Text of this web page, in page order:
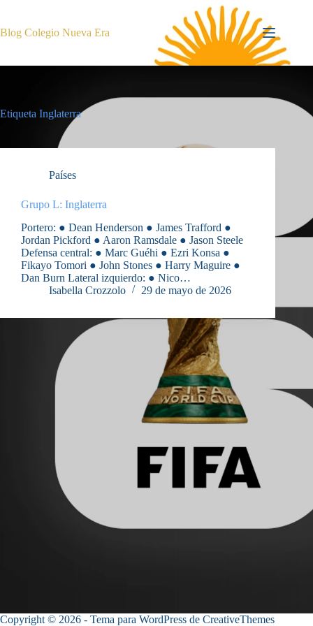
contenido
Blog Colegio Nueva Era
Etiqueta Inglaterra
Países
Grupo L: Inglaterra
Portero: ● Dean Henderson ● James Trafford ●
Jordan Pickford ● Aaron Ramsdale ● Jason Steele
Defensa central: ● Marc Guéhi ● Ezri Konsa ●
Fikayo Tomori ● John Stones ● Harry Maguire ●
Dan Burn Lateral izquierdo: ● Nico…
Isabella Crozzolo
29 de mayo de 2026
Copyright © 2026 - Tema para WordPress de CreativeThemes